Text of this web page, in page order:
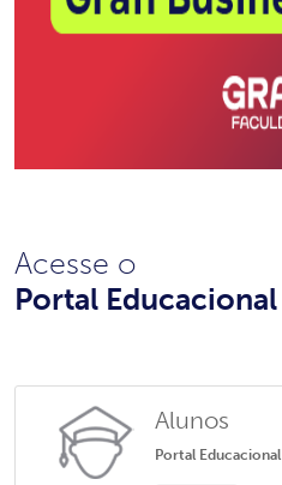
Acesse o
Portal Educacional
Alunos
Portal Educacional